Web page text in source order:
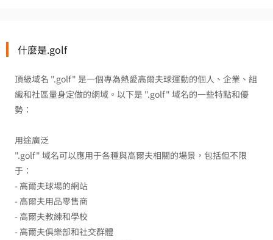
什麼是.golf
頂級域名 ".golf" 是一個專為熱愛高爾夫球運動的個人、企業、組
織和社區量身定做的網域。以下是 ".golf" 域名的一些特點和優
勢：
用途廣泛
".golf" 域名可以應用于各種與高爾夫相關的場景，包括但不限
于：
- 高爾夫球場的網站
- 高爾夫用品零售商
- 高爾夫教練和學校
- 高爾夫俱樂部和社交群體